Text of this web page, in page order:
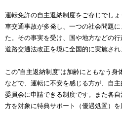
運転免許の自主返納制度をご存じでし
車交通事故が多発し、一つの社会問題
た。その事実を受け、国や地方などの
道路交通法改正を境に全国的に実施され
この”自主返納制度”は加齢にともなう
などで、運転に不安を感じる方が、自
委員会に申請できる制度です。また各
方を対象に特典サポート（優遇処置）を